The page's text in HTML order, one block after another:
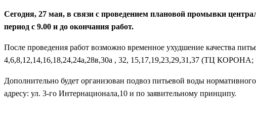
Сегодня, 27 мая, в связи с проведением плановой промывки
период с 9.00 и до окончания работ.
После проведения работ возможно временное ухудшение качества
4,6,8,12,14,16,18,24,24а,28в,30а , 32, 15,17,19,23,29,31,37 (ТЦ
Дополнительно будет организован подвоз питьевой воды
адресу: ул. 3-го Интернационала,10 и по заявительному принципу.